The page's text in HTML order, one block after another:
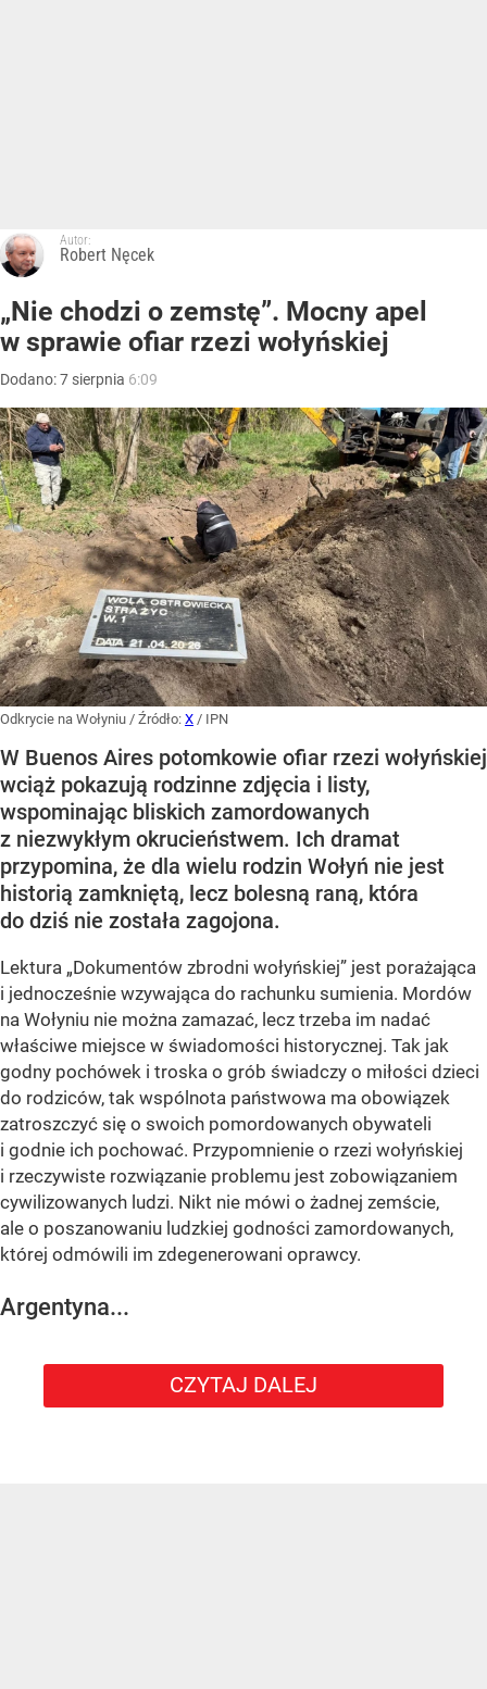
Autor:
Robert Nęcek
„Nie chodzi o zemstę”. Mocny apel
w sprawie ofiar rzezi wołyńskiej
Dodano:7 sierpnia 6:09
Odkrycie na Wołyniu / Źródło: X / IPN
W Buenos Aires potomkowie ofiar rzezi wołyńskiej
wciąż pokazują rodzinne zdjęcia i listy,
wspominając bliskich zamordowanych
z niezwykłym okrucieństwem. Ich dramat
przypomina, że dla wielu rodzin Wołyń nie jest
historią zamkniętą, lecz bolesną raną, która
do dziś nie została zagojona.
Lektura „Dokumentów zbrodni wołyńskiej” jest porażająca
i jednocześnie wzywająca do rachunku sumienia. Mordów
na Wołyniu nie można zamazać, lecz trzeba im nadać
właściwe miejsce w świadomości historycznej. Tak jak
godny pochówek i troska o grób świadczy o miłości dzieci
do rodziców, tak wspólnota państwowa ma obowiązek
zatroszczyć się o swoich pomordowanych obywateli
i godnie ich pochować. Przypomnienie o rzezi wołyńskiej
i rzeczywiste rozwiązanie problemu jest zobowiązaniem
cywilizowanych ludzi. Nikt nie mówi o żadnej zemście,
ale o poszanowaniu ludzkiej godności zamordowanych,
której odmówili im zdegenerowani oprawcy.
Argentyna...
CZYTAJ DALEJ